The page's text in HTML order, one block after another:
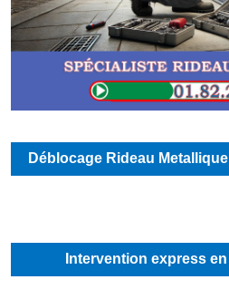
Déblocage Rideau
Intervention express